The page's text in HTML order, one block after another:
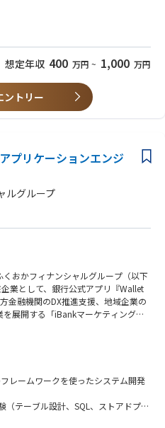
職
未経験者）
100%）
だきます。
エンド開発
ログなどにおけるモバイルアプリの
ータ分析を基に、企画部門、デザイ
ュニケーションを取りながら最適な
：Teams
つかったネイティブアプリの開発
、テック企業等における以下の経験
適化経験
開発経験
用経験
）へ共感いただける方
スピーディに対応できるマインドが
想定年収 400 万円 ~ 1,000 万円
ントリー
プリケーションエンジ
ルグループ
おかフィナンシャルグループ（以下
業として、銀行公式アプリ『Wallet
金融機関のDX推進支援、地域企業の
展開する「iBankマーケティング株
す。
方銀行（※2025年12月時点）に導入
を突破しました。
大を見込んでおり、ユーザー体験の
指しています。
ックエンドエンジニアを募集してい
レームワークを使ったシステム開発
（テーブル設計、SQL、ストアドプロ